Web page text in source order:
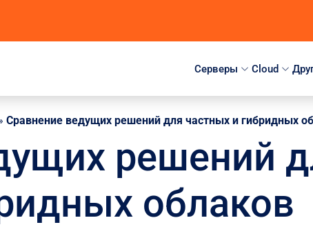
Серверы Cloud
Сравнение ведущих решений для частных и гибридных
решений
облаков